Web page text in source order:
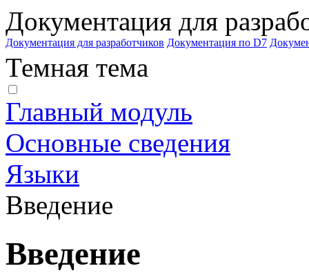
Документация для
Документация для разработчиков Документация по D7
Темная тема
Главный модуль
Основные сведения
Языки
Введение
Введение